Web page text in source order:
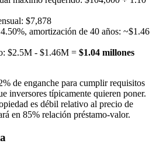
$7,878
amortización de 40 años: ~$1.46
$2.5M - $1.46M = $1.04 millones
de enganche para cumplir requisitos
inversores típicamente quieren poner.
es débil relativo al precio de
en 85% relación préstamo-valor.